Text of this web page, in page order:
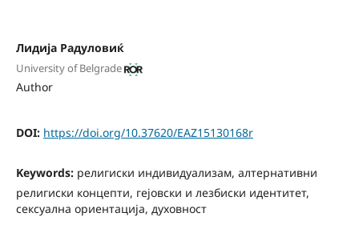
Лидија Радуловиќ
University of Belgrade
Author
DOI: https://doi.org/10.37620/EAZ15130168r
Keywords: религиски индивидуализам, алтернативни
религиски концепти, гејовски и лезбиски идентитет,
сексуална ориентација, духовност